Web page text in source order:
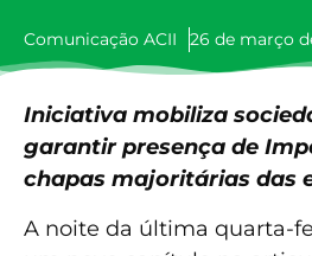
Comunicação ACII 26 de março
Iniciativa mobiliza
garantir presença de
chapas majoritárias das
A noite da última quarta-